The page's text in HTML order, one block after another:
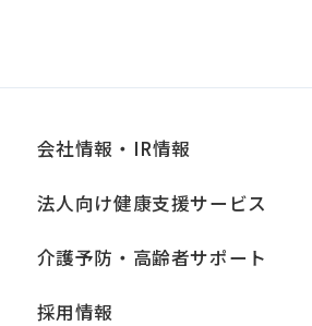
会社情報・IR情報
法人向け健康支援サービス
介護予防・高齢者サポート
採用情報